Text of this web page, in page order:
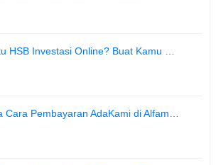
HSB Investasi Online? Buat Kamu …
Cara Pembayaran AdaKami di Alfam…